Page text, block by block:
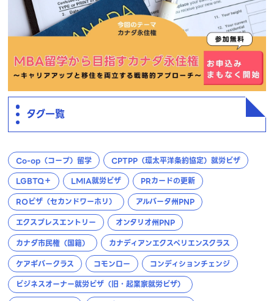
タグ一覧
Co-op（コープ）留学
CPTPP（環太平洋条約協定）就労ビザ
LGBTQ＋
LMIA就労ビザ
PRカードの更新
ROビザ（セカンドワーホリ）
アルバータ州PNP
エクスプレスエントリー
オンタリオ州PNP
カナダ市民権（国籍）
カナディアンエクスペリエンスクラス
ケアギバークラス
コモンロー
コンディションチェンジ
ビジネスオーナー就労ビザ（旧・起業家就労ビザ）